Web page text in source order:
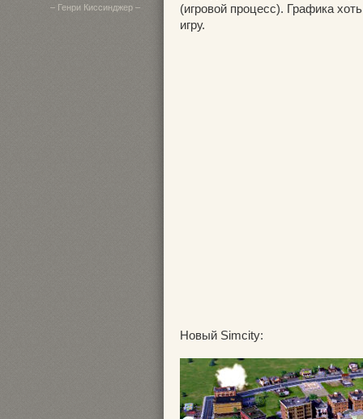
– Генри Киссинджер –
(игровой процесс). Графика
игру.
Новый Simcity: